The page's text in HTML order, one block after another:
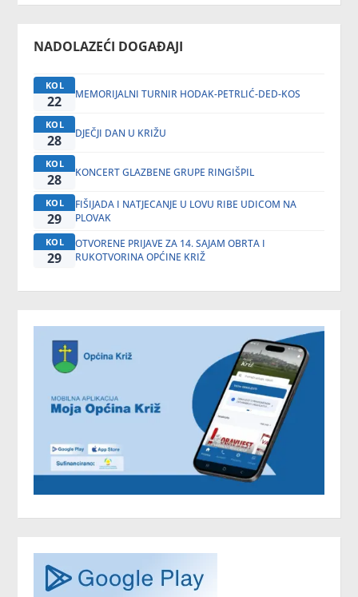
NADOLAZEĆI DOGAĐAJI
KOL
22 MEMORIJALNI TURNIR HODAK-PETRLIĆ-DED-KOS
KOL
28 DJEČJI DAN U KRIŽU
KOL
28 KONCERT GLAZBENE GRUPE RINGIŠPIL
KOL
29
FIŠIJADA I NATJECANJE U LOVU RIBE UDICOM NA
PLOVAK
KOL
29
OTVORENE PRIJAVE ZA 14. SAJAM OBRTA I
RUKOTVORINA OPĆINE KRIŽ